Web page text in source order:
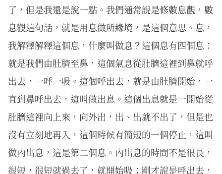
了，但是我還是說一點。我們通常說是修數息觀，數
息觀這句話，就是用息做所緣境，是這個意思。息，
我解釋解釋這個息，什麼叫做息？這個息有四個息：
就是我們由肚臍至鼻，這個氣息從肚臍這裡到鼻就呼
出去，一呼一吸。這個呼出去，就是由肚臍開始，一
直到鼻呼出去，這叫做出息。這個出息就是一開始從
肚臍這裡向上來，向外出，出、出就不出了，但是也
沒有立刻地再入，這個時候有簡短的一個停止，這叫
做內出息，這是第二個息。內出息的時間不是很長，
很短，很短就過去了，就開始吸；剛才說是呼出去，